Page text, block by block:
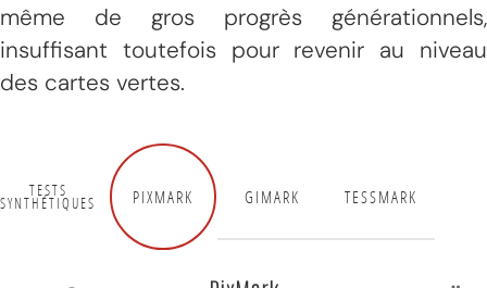
même de gros progrès générationnels,
insuffisant toutefois pour revenir au niveau
des cartes vertes.